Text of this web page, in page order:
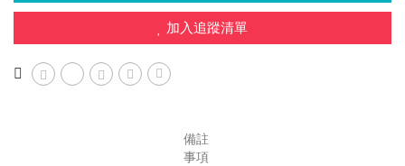
加入追蹤清單
備註
事項